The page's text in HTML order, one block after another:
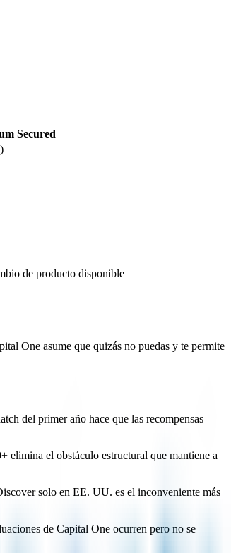
Secured
de producto disponible
One asume que quizás no puedas y te permite
del primer año hace que las recompensas
elimina el obstáculo estructural que mantiene a
solo en EE. UU. es el inconveniente más
de Capital One ocurren pero no se